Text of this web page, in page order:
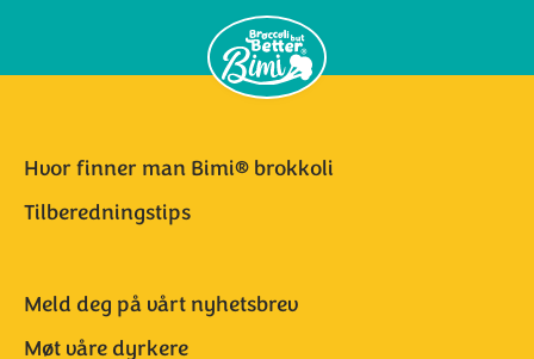
Hvor finner man Bimi® brokkoli
Tilberedningstips
Meld deg på vårt nyhetsbrev
Møt våre dyrkere